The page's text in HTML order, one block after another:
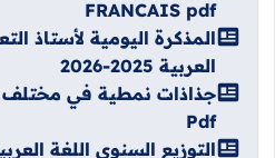
FRANCAIS pdf
المذكرة اليومية لأستاذ
العربية 2025-2026
جذاذات نمطية في مختلف
Pdf
التوزيع السنوي اللغة